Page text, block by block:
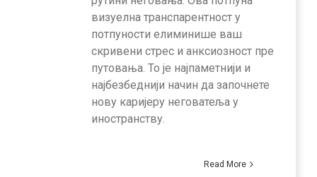
визуелна транспарентност у
потпуности елиминише ваш
скривени стрес и анксиозност пре
путовања. То је најпаметнији и
најбезбеднији начин да започнете
нову каријеру неговатеља у
иностранству.
Read More